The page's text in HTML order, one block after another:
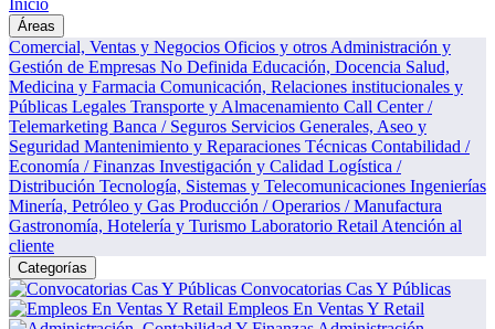
Inicio
Áreas
Comercial, Ventas y Negocios Oficios y otros Administración y
Gestión de Empresas No Definida Educación, Docencia Salud,
Medicina y Farmacia Comunicación, Relaciones institucionales y
Públicas Legales Transporte y Almacenamiento Call Center /
Telemarketing Banca / Seguros Servicios Generales, Aseo y
Seguridad Mantenimiento y Reparaciones Técnicas Contabilidad /
Economía / Finanzas Investigación y Calidad Logística /
Distribución Tecnología, Sistemas y Telecomunicaciones Ingenierías
Minería, Petróleo y Gas Producción / Operarios / Manufactura
Gastronomía, Hotelería y Turismo Laboratorio Retail Atención al
cliente
Categorías
Convocatorias Cas Y Públicas
Empleos En Ventas Y Retail